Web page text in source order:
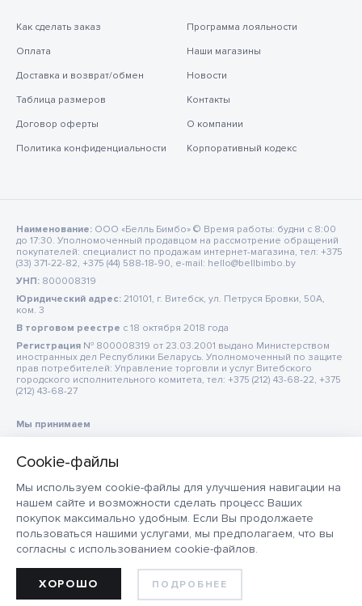
Мы используем cookie-файлы для улучшения навигации на
нашем сайте и возможности сделать процесс Ваших
покупок максимально удобным. Если Вы продолжаете
пользоваться нашими услугами, мы предполагаем, что вы
согласны с использованием cookie-файлов.
ПОДРОБНЕЕ
ХОРОШО
ДОБАВИТЬ В КОРЗИНУ
Как сделать заказ
Оплата
Доставка и возврат/обмен
Таблица размеров
Договор оферты
Политика конфиденциальности
Программа лояльности
Наши магазины
Новости
Контакты
О компании
Корпоративный кодекс
Наименование: ООО «Белль Бимбо» © Время работы: будни с 8:00
до 17:30. Уполномоченный продавцом на рассмотрение обращений
покупателей: специалист по продажам интернет-магазина, тел: +375
(33) 371-22-82, +375 (44) 588-18-90, e-mail: hello@bellbimbo.by
УНП: 800008319
Юридический адрес: 210101, г. Витебск, ул. Петруся Бровки, 50А,
ком. 3
В торговом реестре c 18 октября 2018 года
Регистрация № 800008319 от 23.03.2001 выдано Министерством
иностранных дел Республики Беларусь. Уполномоченный по защите
прав потребителей: Управление торговли и услуг Витебского
городского исполнительного комитета, тел: +375 (212) 43-68-22, +375
(212) 43-68-27
Мы принимаем